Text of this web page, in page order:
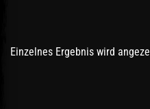
Einzelnes Ergebnis wird